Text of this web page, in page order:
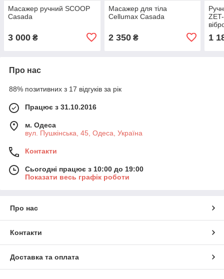
Масажер ручний SCOOP
Casada
3 000 ₴
Масажер для тіла
Cellumax Casada
2 350₴ 1
Про нас
88% позитивних з 17 відгуків за рік
Працює з 31.10.2016
м. Одеса
вул. Пушкінська, 45, Одеса, Україна
Контакти
Сьогодні працює з 10:00 до 19:00
Показати весь графік роботи
Про нас
Контакти
Доставка та оплата